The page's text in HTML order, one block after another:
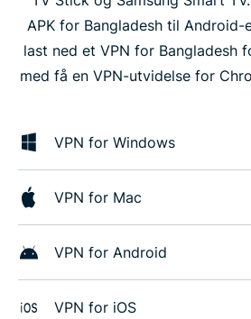
APK for Bangladesh til Android-
last ned et VPN for Bangladesh
med få en VPN-utvidelse for
VPN for Windows
VPN for Mac
VPN for Android
VPN for iOS